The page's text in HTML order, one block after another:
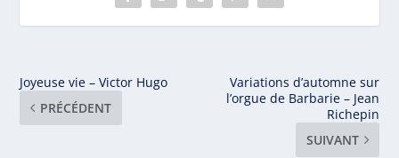
Joyeuse vie – Victor Hugo
PRÉCÉDENT
Variations d’automne sur
l’orgue de Barbarie – Jean
Richepin
SUIVANT